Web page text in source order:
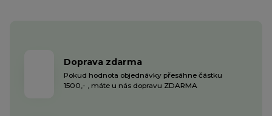
Doprava zdarma
Pokud hodnota objednávky přesáhne částku
1500,- , máte u nás dopravu ZDARMA